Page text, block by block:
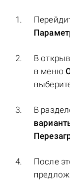
В
в меню
В
После